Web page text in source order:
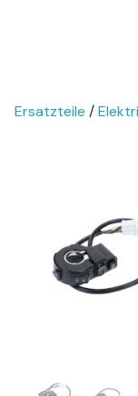
Ersatzteile /